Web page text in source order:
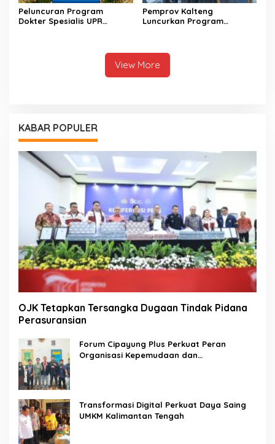
Peluncuran Program
Dokter Spesialis UPR
Pemprov Kalteng
Luncurkan Program
View More
KABAR POPULER
OJK Tetapkan Tersangka Dugaan Tindak Pidana
Perasuransian
Forum Cipayung Plus Perkuat Peran
Organisasi Kepemudaan dan
Transformasi Digital Perkuat Daya Saing
UMKM Kalimantan Tengah